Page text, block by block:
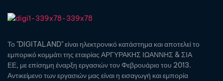
Το "DIGITALAND" είναι ηλεκτρονικό κατάστημα και αποτελεί το
εμπορικό κομμάτι της εταιρίας ΑΡΓΥΡΑΚΗΣ ΙΩΑΝΝΗΣ & ΣΙΑ
ΕΕ, με επίσημη έναρξη εργασιών τον Φεβρουάριο του 2013.
Αντικείμενο των εργασιών μας είναι η εισαγωγή και εμπορία